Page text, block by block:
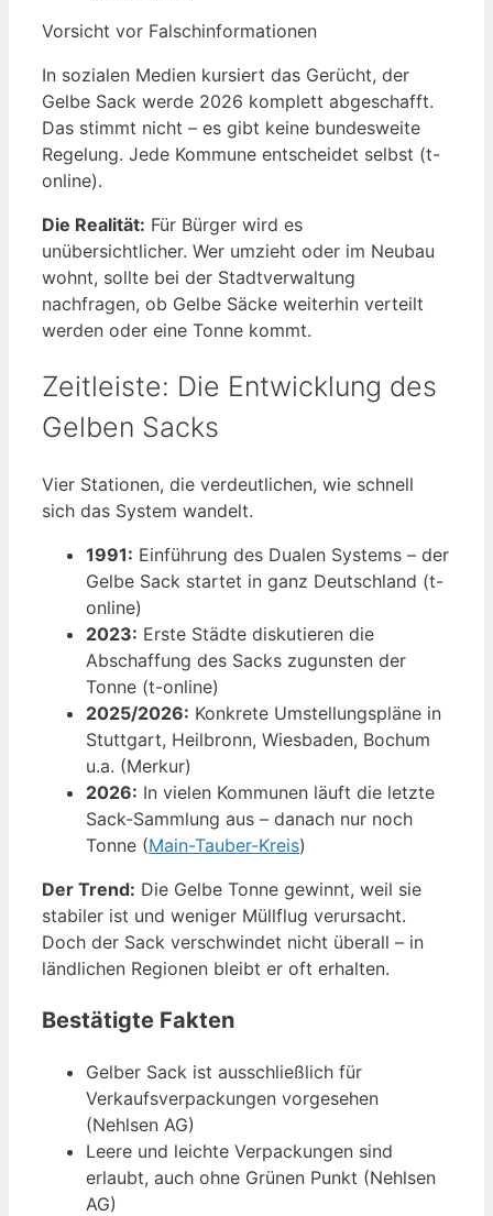
Vorsicht vor Falschinformationen
In sozialen Medien kursiert das Gerücht, der
Gelbe Sack werde 2026 komplett abgeschafft.
Das stimmt nicht – es gibt keine bundesweite
Regelung. Jede Kommune entscheidet selbst (t-
online).
Die Realität: Für Bürger wird es
unübersichtlicher. Wer umzieht oder im Neubau
wohnt, sollte bei der Stadtverwaltung
nachfragen, ob Gelbe Säcke weiterhin verteilt
werden oder eine Tonne kommt.
Zeitleiste: Die Entwicklung des
Gelben Sacks
Vier Stationen, die verdeutlichen, wie schnell
sich das System wandelt.
1991: Einführung des Dualen Systems – der
Gelbe Sack startet in ganz Deutschland (t-
online)
2023: Erste Städte diskutieren die
Abschaffung des Sacks zugunsten der
Tonne (t-online)
2025/2026: Konkrete Umstellungspläne in
Stuttgart, Heilbronn, Wiesbaden, Bochum
u.a. (Merkur)
2026: In vielen Kommunen läuft die letzte
Sack-Sammlung aus – danach nur noch
Tonne (Main-Tauber-Kreis)
Der Trend: Die Gelbe Tonne gewinnt, weil sie
stabiler ist und weniger Müllflug verursacht.
Doch der Sack verschwindet nicht überall – in
ländlichen Regionen bleibt er oft erhalten.
Bestätigte Fakten
Gelber Sack ist ausschließlich für
Verkaufsverpackungen vorgesehen
(Nehlsen AG)
Leere und leichte Verpackungen sind
erlaubt, auch ohne Grünen Punkt (Nehlsen
AG)